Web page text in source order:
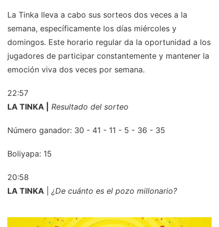
La Tinka lleva a cabo sus sorteos dos veces a la
semana, específicamente los días miércoles y
domingos. Este horario regular da la oportunidad a los
jugadores de participar constantemente y mantener la
emoción viva dos veces por semana.
22:57
LA TINKA |
Resultado del sorteo
Número ganador: 30 - 41 - 11 - 5 - 36 - 35
Boliyapa: 15
20:58
LA TINKA
¿De cuánto es el pozo millonario?